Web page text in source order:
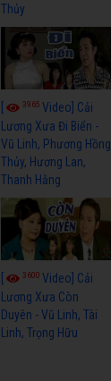
Thủy
3965Video] Cải
Lương Xưa Đi Biển -
Vũ Linh, Phương Hồng
Thủy, Hương Lan,
Thanh Hằng
3600Video] Cải
Lương Xưa Còn
Duyên - Vũ Linh, Tài
Linh, Trọng Hữu